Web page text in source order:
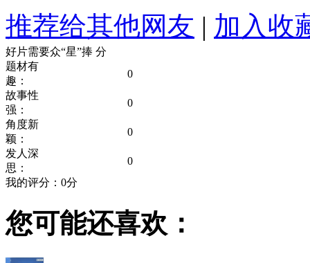
推荐给其他网友 | 加入收
好片需要众“星”捧 分
题材有
趣：
0
故事性
强：
0
角度新
颖：
0
发人深
思：
0
我的评分： 0分
您可能还喜欢：